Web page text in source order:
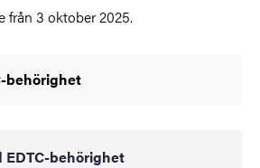
från 3 oktober 2025.
behörighet
EDTC-behörighet